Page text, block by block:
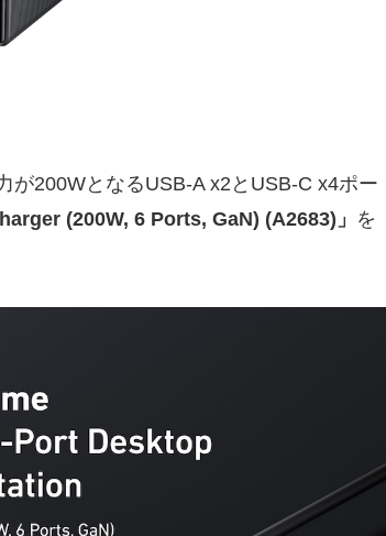
200WとなるUSB-A x2とUSB-C x4ポー
(200W, 6 Ports, GaN) (A2683)」 を